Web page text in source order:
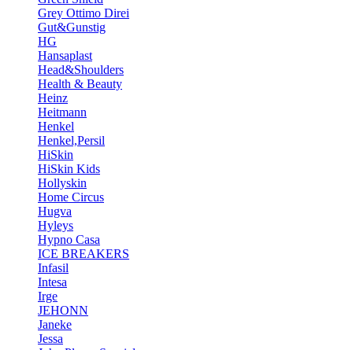
Grey Ottimo Direi
Gut&Gunstig
HG
Hansaplast
Head&Shoulders
Health & Beauty
Heinz
Heitmann
Henkel
Henkel,Persil
HiSkin
HiSkin Kids
Hollyskin
Home Circus
Hugva
Hyleys
Hypno Casa
ICE BREAKERS
Infasil
Intesa
Irge
JEHONN
Janeke
Jessa